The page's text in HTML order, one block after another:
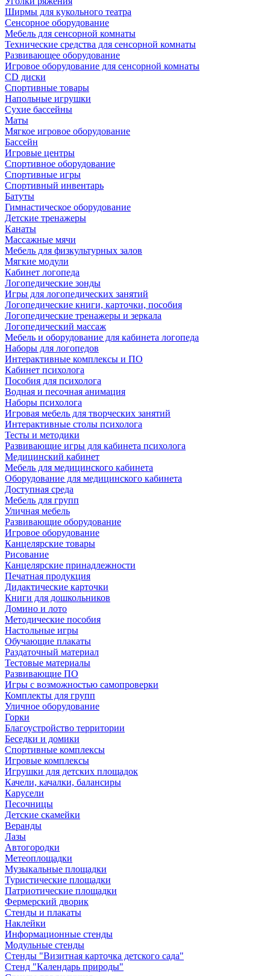
Ширмы для кукольного театра
Сенсорное оборудование
Мебель для сенсорной комнаты
Технические средства для сенсорной комнаты
Развивающее оборудование
Игровое оборудование для сенсорной комнаты
CD диски
Спортивные товары
Напольные игрушки
Сухие бассейны
Маты
Мягкое игровое оборудование
Бассейн
Игровые центры
Спортивное оборудование
Спортивные игры
Спортивный инвентарь
Батуты
Гимнастическое оборудование
Детские тренажеры
Канаты
Массажные мячи
Мебель для физкультурных залов
Мягкие модули
Кабинет логопеда
Логопедические зонды
Игры для логопедических занятий
Логопедические книги, карточки, пособия
Логопедические тренажеры и зеркала
Логопедический массаж
Мебель и оборудование для кабинета логопеда
Наборы для логопедов
Интерактивные комплексы и ПО
Кабинет психолога
Пособия для психолога
Водная и песочная анимация
Наборы психолога
Игровая мебель для творческих занятий
Интерактивные столы психолога
Тесты и методики
Развивающие игры для кабинета психолога
Медицинский кабинет
Мебель для медицинского кабинета
Оборудование для медицинского кабинета
Доступная среда
Мебель для групп
Уличная мебель
Развивающие оборудование
Игровое оборудование
Канцелярские товары
Рисование
Канцелярские принадлежности
Печатная продукция
Дидактические карточки
Книги для дошкольников
Домино и лото
Методические пособия
Настольные игры
Обучающие плакаты
Раздаточный материал
Тестовые материалы
Развивающие ПО
Игры с возможностью самопроверки
Комплекты для групп
Уличное оборудование
Горки
Благоустройство территории
Беседки и домики
Спортивные комплексы
Игровые комплексы
Игрушки для детских площадок
Качели, качалки, балансиры
Карусели
Песочницы
Детские скамейки
Веранды
Лазы
Автогородки
Метеоплощадки
Музыкальные площадки
Туристические площадки
Патриотические площадки
Фермерский дворик
Стенды и плакаты
Наклейки
Информационные стенды
Модульные стенды
Стенды "Визитная карточка детского сада"
Стенд "Календарь природы"